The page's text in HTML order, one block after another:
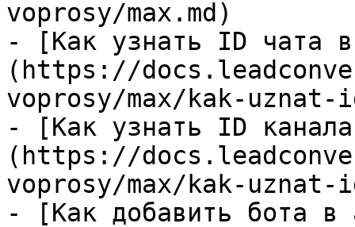
voprosy/max.md)
- [Как узнать ID чата в
(https://
voprosy/max/kak-uznat-
- [Как узнать ID
(https://
voprosy/max/kak-uznat-
- [Как добавить бота в